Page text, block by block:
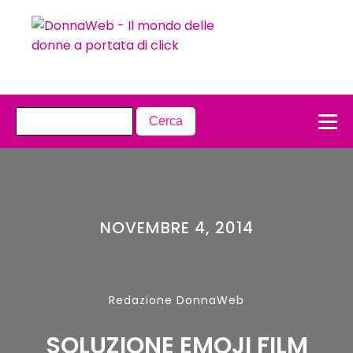
NOVEMBRE 4, 2014
Redazione DonnaWeb
SOLUZIONE EMOJI FILM